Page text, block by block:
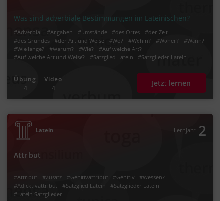
Was sind adverbiale Bestimmungen im Lateinischen?
#Adverbial #Angaben #Umstände #des Ortes
#der Zeit
#des Grundes
#der Art und Weise #Wo? #Wohin? #Woher?
#Wann?
#Wie lange?
#Warum? #Wie?
#Auf welche Art?
#Auf welche Art und Weise?
#Satzglied Latein #Satzglieder Latein
Übung
4
Video
4
Jetzt lernen
Latein Lernjahr 2
Attribut
#Attribut #Zusatz #Genitivattribut #Genitiv
#Wessen?
#Adjektivattribut
#Satzglied Latein
#Satzglieder Latein
#Latein Satzglieder